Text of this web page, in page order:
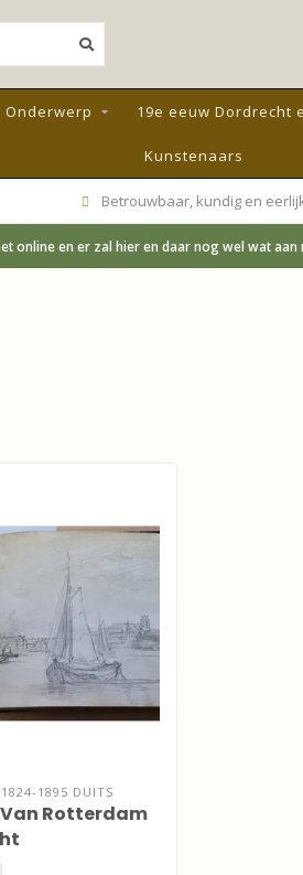
Onderwerp 19e eeuw Dordrecht
Kunstenaars
Betrouwbaar, kundig en
online en er zal hier en daar nog wel wat
1895 DUITS
Rotterdam